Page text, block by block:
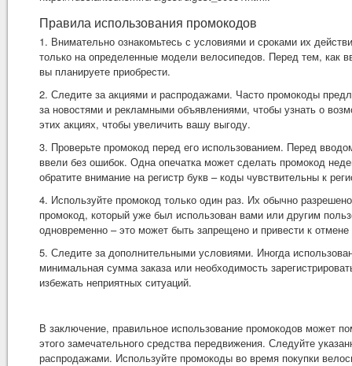
Правила использования промокодов
1. Внимательно ознакомьтесь с условиями и сроками их
только на определенные модели велосипедов. Перед тем, как
вы планируете приобрести.
2. Следите за акциями и распродажами. Часто промокоды
за новостями и рекламными объявлениями, чтобы узнать о
этих акциях, чтобы увеличить вашу выгоду.
3. Проверьте промокод перед его использованием. Перед
ввели без ошибок. Одна опечатка может сделать промокод
обратите внимание на регистр букв – коды чувствительны к
4. Используйте промокод только один раз. Их обычно
промокод, который уже был использован вами или другим
одновременно – это может быть запрещено и привести к отмене
5. Следите за дополнительными условиями. Иногда
минимальная сумма заказа или необходимость
избежать неприятных ситуаций.
В заключение, правильное использование промокодов может
этого замечательного средства передвижения. Следуйте
распродажами. Используйте промокоды во время покупки